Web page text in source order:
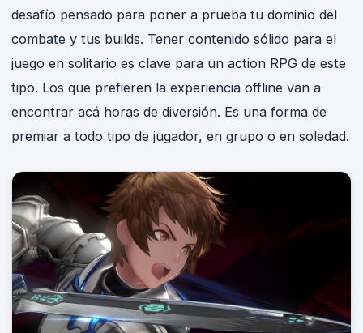
desafío pensado para poner a prueba tu dominio del
combate y tus builds. Tener contenido sólido para el
juego en solitario es clave para un action RPG de este
tipo. Los que prefieren la experiencia offline van a
encontrar acá horas de diversión. Es una forma de
premiar a todo tipo de jugador, en grupo o en soledad.